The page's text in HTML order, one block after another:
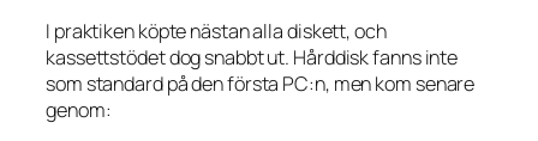
I praktiken köpte nästan alla diskett, och
kassettstödet dog snabbt ut. Hårddisk fanns inte
som standard på den första PC:n, men kom senare
genom: